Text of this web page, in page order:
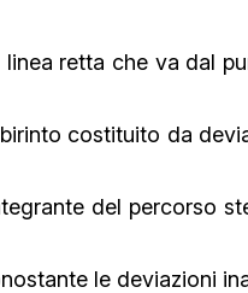
retta che va dal
costituito da
del percorso
le deviazioni